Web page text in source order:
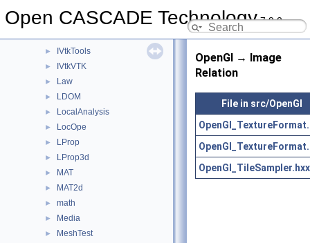
Open CASCADE Technology7.9.0
IVtkDraw
► IVtkTools
► IVtkVTK
► Law
► LDOM
► LocalAnalysis
► LocOpe
► LProp
► LProp3d
► MAT
► MAT2d
► math
► Media
► MeshTest
OpenGl → Image
Relation
File in src/OpenGl
OpenGl_TileSampler.hxx